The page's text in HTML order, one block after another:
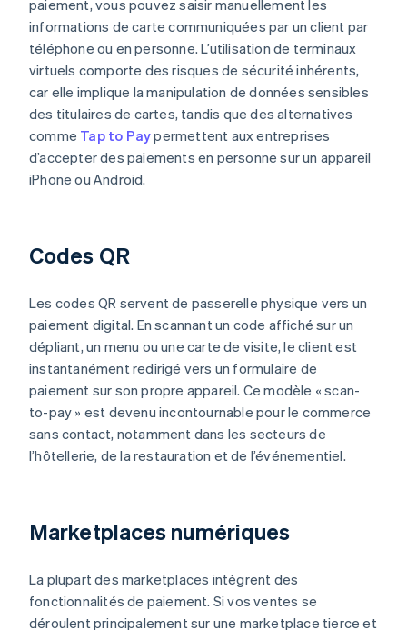
paiement, vous pouvez saisir manuellement les
informations de carte communiquées par un client par
téléphone ou en personne. L’utilisation de terminaux
virtuels comporte des risques de sécurité inhérents,
car elle implique la manipulation de données sensibles
des titulaires de cartes, tandis que des alternatives
comme Tap to Paypermettent aux entreprises
d’accepter des paiements en personne sur un appareil
iPhone ou Android.
Codes QR
Les codes QR servent de passerelle physique vers un
paiement digital. En scannant un code affiché sur un
dépliant, un menu ou une carte de visite, le client est
instantanément redirigé vers un formulaire de
paiement sur son propre appareil. Ce modèle « scan-
to-pay » est devenu incontournable pour le commerce
sans contact, notamment dans les secteurs de
l’hôtellerie, de la restauration et de l’événementiel.
Marketplaces numériques
La plupart des marketplaces intègrent des
fonctionnalités de paiement. Si vos ventes se
déroulent principalement sur une marketplace tierce et